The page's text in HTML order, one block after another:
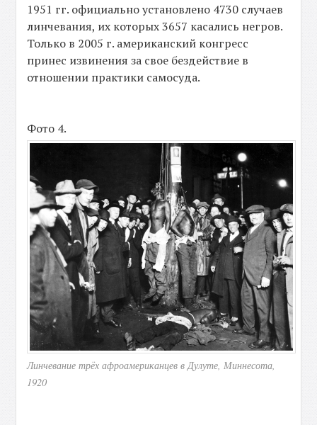
1951 гг. официально установлено 4730 случаев
линчевания, их которых 3657 касались негров.
Только в 2005 г. американский конгресс
принес извинения за свое бездействие в
отношении практики самосуда.
Фото 4.
Линчевание трёх афроамериканцев в Дулуте, Миннесота,
1920